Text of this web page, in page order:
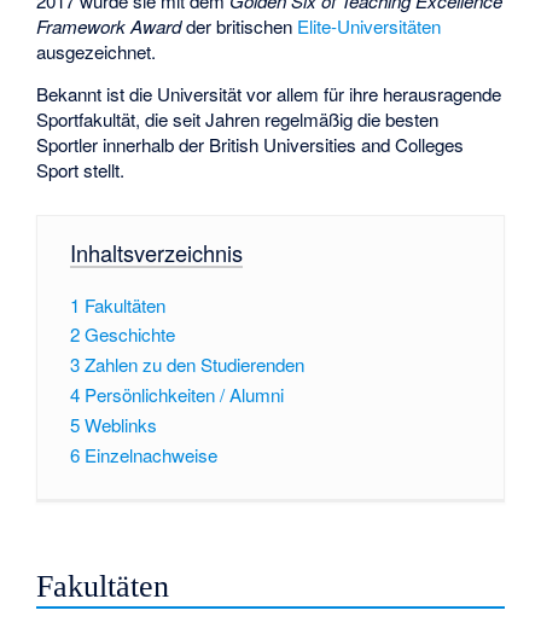
Framework Awardder britischen Elite-Universitäten
ausgezeichnet.
Bekannt ist die Universität vor allem für ihre herausragende
Sportfakultät, die seit Jahren regelmäßig die besten
Sportler innerhalb der British Universities and Colleges
Sportstellt.
Inhaltsverzeichnis
1 Fakultäten
2Geschichte
3Zahlen zu den Studierenden
4 Persönlichkeiten / Alumni
5Weblinks
6 Einzelnachweise
Fakultäten